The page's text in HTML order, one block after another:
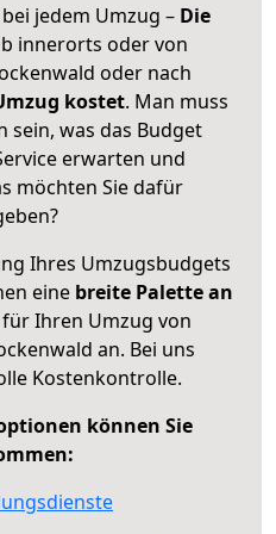
jedem Umzug – Die
innerorts oder von
oder nach
kostet. Man muss
sein, was das Budget
erwarten und
möchten Sie dafür
Ihres Umzugsbudgets
eine breite Palette an
für Ihren Umzug von
an. Bei uns
Kostenkontrolle.
können Sie